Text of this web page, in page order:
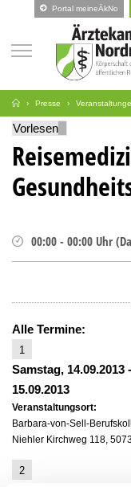
Portal meineÄkNo
Presse
Vorlesen
00:00 - 00:00 Uhr (
Alle Termine:
1
Samstag, 14.09.2013 -
15.09.2013
Veranstaltungsort:
Barbara-von-Sell-
Niehler Kirchweg 118,
2